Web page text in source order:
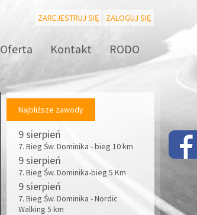
ZAREJESTRUJ SIĘ ZALOGUJ SIĘ
Oferta Kontakt RODO
Najbliższe zawody
9 sierpień
7. Bieg Św. Dominika - bieg 10 km
9 sierpień
7. Bieg Św. Dominika-bieg 5 Km
9 sierpień
7. Bieg Św. Dominika - Nordic
Walking 5 km